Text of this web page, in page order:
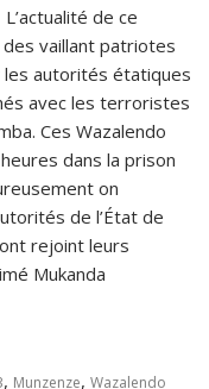
L’actualité de ce
vaillant patriotes
autorités étatiques
avec les terroristes
Ces Wazalendo
dans la prison
on
de l’État de
rejoint leurs
Mukanda
, Munzenze,Wazalendo